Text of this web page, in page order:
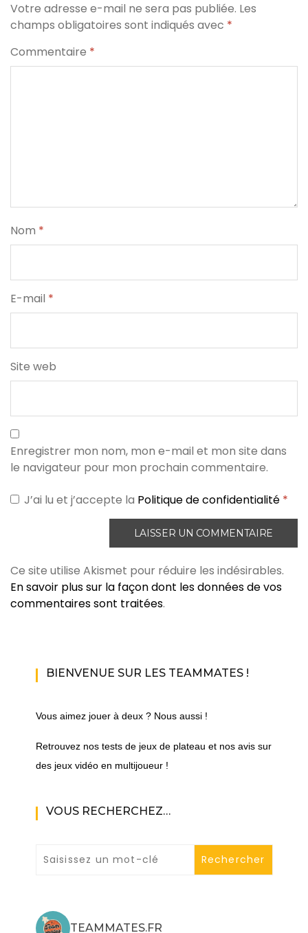
Votre adresse e-mail ne sera pas publiée. Les
champs obligatoires sont indiqués avec *
Commentaire *
Nom *
E-mail *
Site web
Enregistrer mon nom, mon e-mail et mon site dans
le navigateur pour mon prochain commentaire.
J’ai lu et j’accepte la Politique de confidentialité *
Ce site utilise Akismet pour réduire les indésirables.
En savoir plus sur la façon dont les données de vos
commentaires sont traitées.
BIENVENUE SUR LES TEAMMATES !
Vous aimez jouer à deux ? Nous aussi !
Retrouvez nos tests de jeux de plateau et nos avis sur
des jeux vidéo en multijoueur !
VOUS RECHERCHEZ…
TEAMMATES.FR